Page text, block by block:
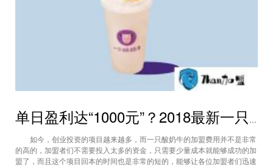
单日盈利达“1000元”？2018最新一只酸奶牛加盟店盈利情况分析！
如今，创业投资的项目越来越多，而一只酸奶牛的加盟费用并不是非常
的高的，加盟者们不需要投入太多的资金，只需要少量成本就能够成功的加
盟了，而且这个项目回本的时间也是非常的短的，能够让各位加盟者们迅速